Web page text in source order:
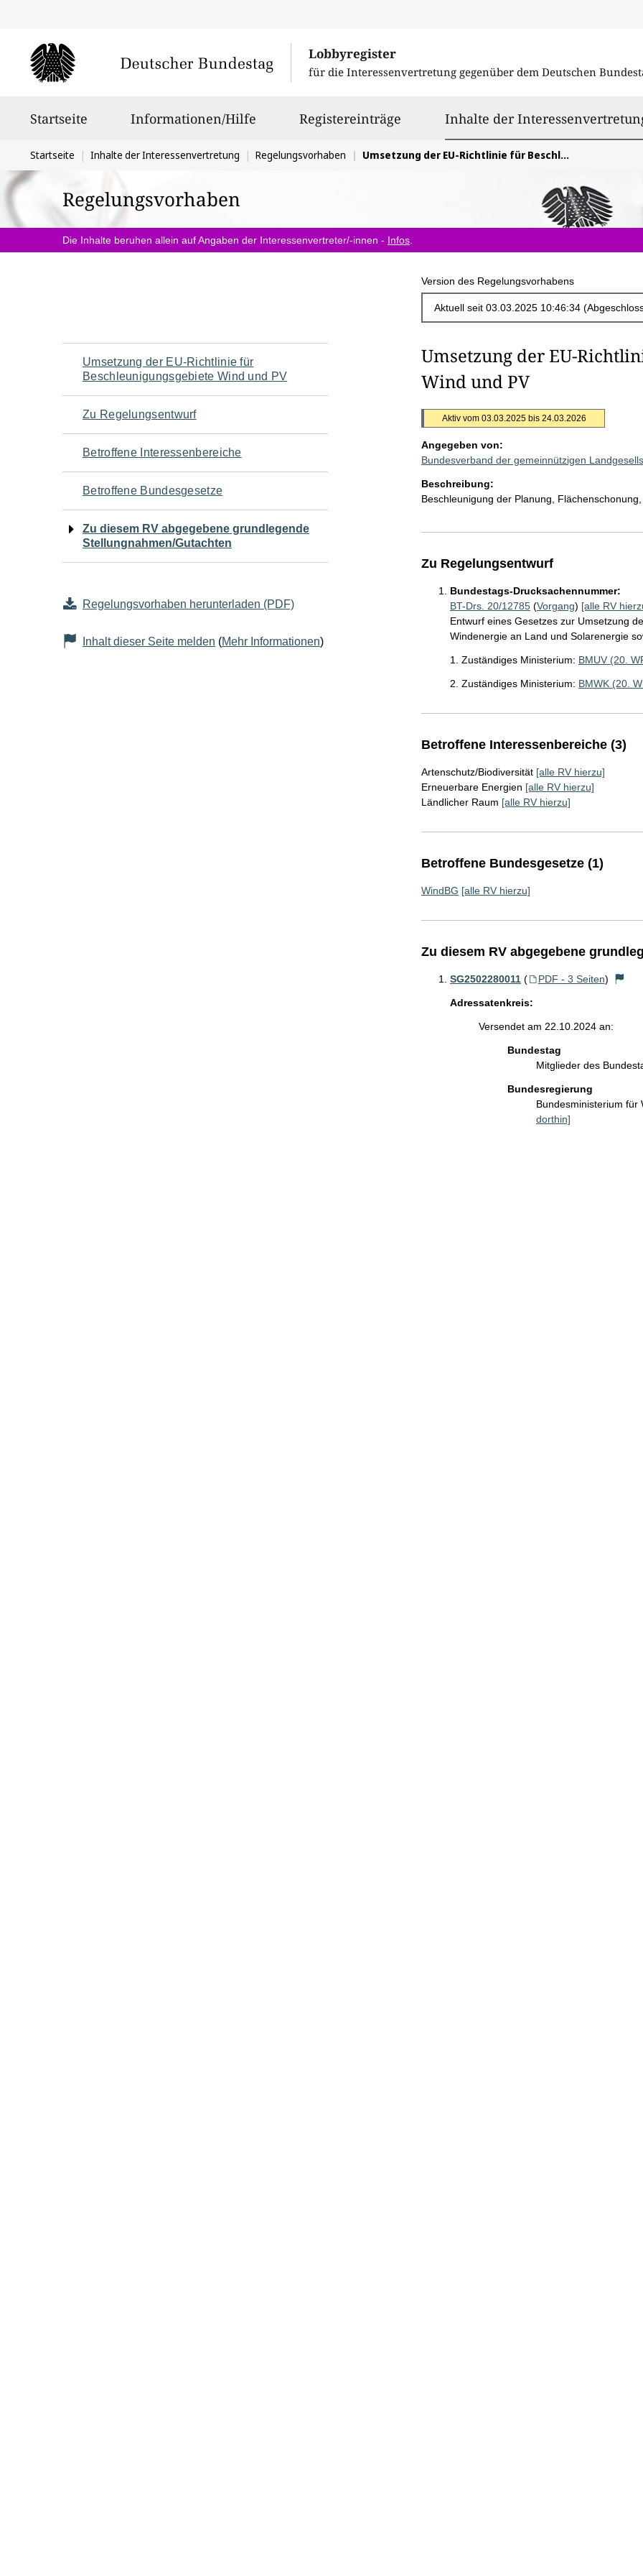
Lobbyregister
für die Interessenvertretung gegenüber dem Deutschen
Startseite Informationen/Hilfe Registereinträge Inhalte der
Sie
befinden
sich
hier:
Startseite Inhalte der Interessenvertretung Regelungsvorhaben Umsetzung der EU-Richtlinie für Beschleunigungsgebiete Wind und PV
Regelungsvorhaben
Die Inhalte beruhen allein auf Angaben der Interessenvertreter/-innen - Infos
Version des Regelungsvorhabens
Navigation
für
den
Seiteninhalt
Umsetzung der EU-Richtlinie für
Beschleunigungsgebiete Wind und PV
Zu Regelungsentwurf
Betroffene Interessenbereiche
Betroffene Bundesgesetze
Zu diesem RV abgegebene grundlegende
Stellungnahmen/Gutachten
Regelungsvorhaben herunterladen (PDF)
Inhalt dieser Seite melden (Mehr Informationen)
Umsetzung der EU-
Wind und PV
Aktiv vom 03.03.2025 bis 24.03.2026
Angegeben von:
Bundesverband der gemeinnützigen
Beschreibung:
Beschleunigung der Planung,
Zu Regelungsentwurf
Bundestags-Drucksachennummer:
BT-Drs. 20/12785(Vorgang) [alle RV
Entwurf eines Gesetzes zur Umsetzung
Windenergie an Land und Solarenergie
1. Zuständiges Ministerium: BMUV (20.
2. Zuständiges Ministerium: BMWK (20.
Betroffene Interessenbereiche (3)
Artenschutz/Biodiversität [alle RV hierzu]
Erneuerbare Energien [alle RV hierzu]
Ländlicher Raum [alle RV hierzu]
Betroffene Bundesgesetze (1)
WindBG [alle RV hierzu]
Zu diesem RV abgegebene
SG2502280011 ( PDF - 3 Seiten)
Adressatenkreis:
Versendet am 22.10.2024 an:
Bundestag
Mitglieder des
Bundesregierung
Bundesministerium für
dorthin]